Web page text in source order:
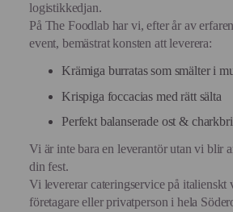
logistikkedjan.
På The Foodlab har vi, efter år av
event, bemästrat konsten att leverera:
Krämiga burratas som smälter i
Krispiga foccacias med rätt sälta
Perfekt balanserade ost &
Vi är inte bara en leverantör utan vi blir
din fest.
Vi levererar cateringservice på italienskt
företagare eller privatperson i hela